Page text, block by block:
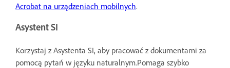
Acrobat na urządzeniach mobilnych.
Asystent SI
Korzystaj z Asystenta SI, aby pracować z dokumentami za
pomocą pytań w języku naturalnym.Pomaga szybko